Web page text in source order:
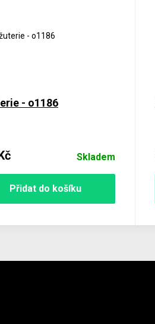
- o1186
Skladem
Přidat do košíku